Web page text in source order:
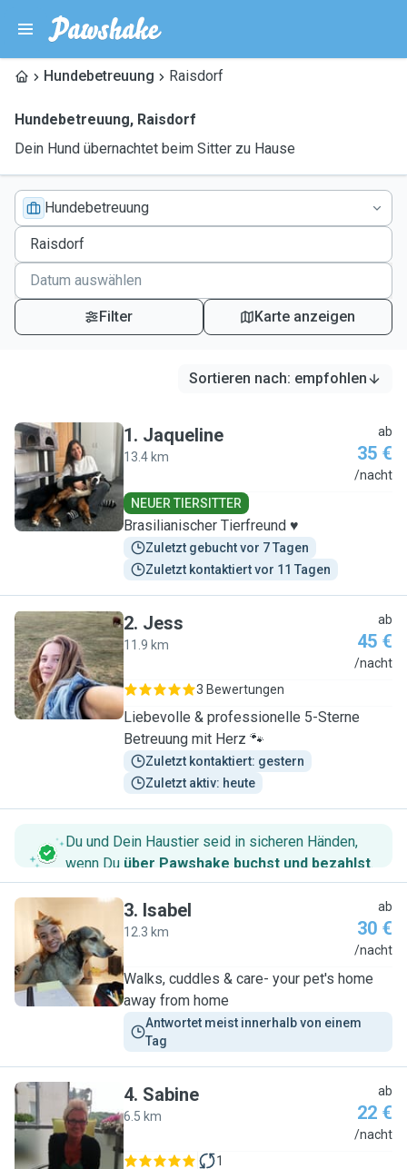
Hundebetreuung Raisdorf
Hundebetreuung, Raisdorf
Dein Hund übernachtet beim Sitter zu Hause
Hundebetreuung
Filter Karte anzeigen
Sortieren nach: empfohlen
J
1. Jaqueline
13.4 km
ab
35 €
/nacht
NEUER TIERSITTER
Brasilianischer Tierfreund ♥️
Zuletzt gebucht vor 7 Tagen
Zuletzt kontaktiert vor 11 Tagen
J
2. Jess
11.9 km
ab
45 €
/nacht
3 Bewertungen
Liebevolle & professionelle 5-Sterne
Betreuung mit Herz 🐾
Zuletzt kontaktiert: gestern
Zuletzt aktiv: heute
Du und Dein Haustier seid in sicheren Händen,
wenn Du über Pawshake buchst und bezahlst.
I
3. Isabel
12.3 km
ab
30 €
/nacht
Walks, cuddles & care- your pet's home
away from home
Antwortet meist innerhalb von einem
Tag
S
4. Sabine
6.5 km
ab
22 €
/nacht
1